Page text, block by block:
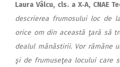
Laura Vâlcu, cls. a X‑A, CNAE
descrierea frumosului loc de
orice om din această ţară să
dealul mănăstirii. Vor rămâne
şi de frumuseţea locului care